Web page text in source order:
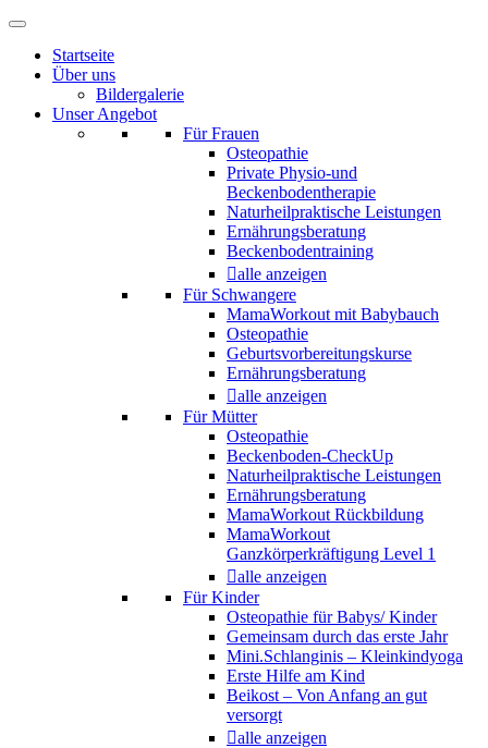
Startseite
Über uns
Bildergalerie
Unser Angebot
Für Frauen
Osteopathie
Private Physio-und
Beckenbodentherapie
Naturheilpraktische Leistungen
Ernährungsberatung
Beckenbodentraining
alle anzeigen
Für Schwangere
MamaWorkout mit Babybauch
Osteopathie
Geburtsvorbereitungskurse
Ernährungsberatung
alle anzeigen
Für Mütter
Osteopathie
Beckenboden-CheckUp
Naturheilpraktische Leistungen
Ernährungsberatung
MamaWorkout Rückbildung
MamaWorkout
Ganzkörperkräftigung Level 1
alle anzeigen
Für Kinder
Osteopathie für Babys/ Kinder
Gemeinsam durch das erste Jahr
Mini.Schlanginis – Kleinkindyoga
Erste Hilfe am Kind
Beikost – Von Anfang an gut
versorgt
alle anzeigen